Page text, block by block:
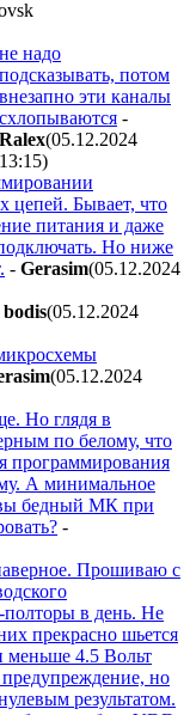
не надо
подсказывать, потом
внезапно эти каналы
схлопываются -
Ralex(05.12.2024
13:15)
цепей. Бывает, что
питания и даже
Но ниже
- Gerasim(05.12.2024
bodis(05.12.2024
(05.12.2024
Но глядя в
по белому, что
программирования
А минимальное
вы бедный МК при
-
Прошиваю с
полторы в день. Не
прекрасно шьется
меньше 4.5 Вольт
но
результатом.